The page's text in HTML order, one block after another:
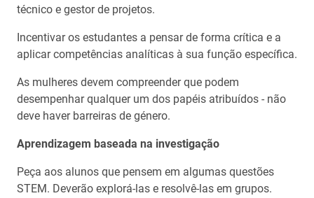
técnico e gestor de projetos.
Incentivar os estudantes a pensar de forma crítica e a
aplicar competências analíticas à sua função específica.
As mulheres devem compreender que podem
desempenhar qualquer um dos papéis atribuídos - não
deve haver barreiras de género.
Aprendizagem baseada na investigação
Peça aos alunos que pensem em algumas questões
STEM. Deverão explorá-las e resolvê-las em grupos.